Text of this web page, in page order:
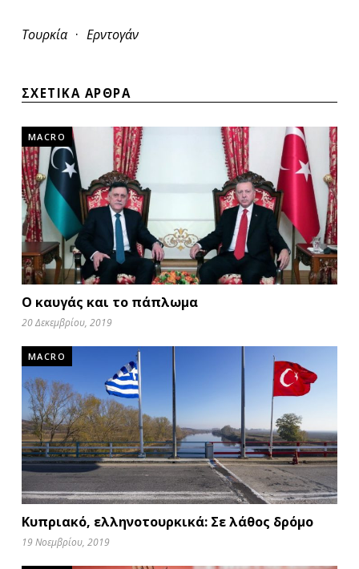
Τουρκία · Ερντογάν
ΣΧΕΤΙΚΑ ΑΡΘΡΑ
MACRO
Ο καυγάς και το πάπλωμα
20 Δεκεμβρίου, 2019
MACRO
Κυπριακό, ελληνοτουρκικά: Σε λάθος δρόμο
19 Νοεμβρίου, 2019